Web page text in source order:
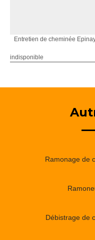
Entretien de cheminée
indisponible
Ramonage de
Débistrage de